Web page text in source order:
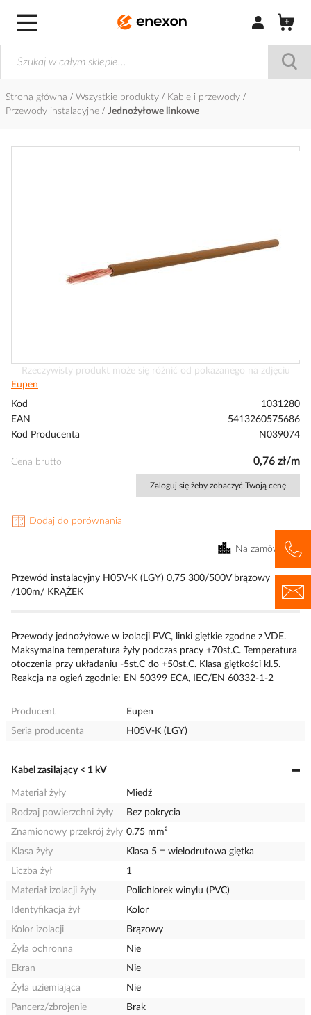
Zaloguj się /
Strona główna Wszystkie produkty
Kable i przewody
Przewody instalacyjne
Jednożyłowe linkowe
Przejdź
na
początek
Rzeczywisty produkt może się różnić od pokazanego na zdjęciu
Eupen
Kod
1031280
EAN
5413260575686
Kod Producenta
N039074
Cena brutto 0,76 zł/m
Zaloguj się żeby zobaczyć Twoją cenę
Dodaj do porównania
Na zamówienie
Przewód instalacyjny H05V-K (LGY) 0,75 300/500V brązowy
/100m/ KRĄŻEK
Przewody jednożyłowe w izolacji PVC, linki giętkie zgodne z VDE.
Maksymalna temperatura żyły podczas pracy +70st.C. Temperatura
otoczenia przy układaniu -5st.C do +50st.C. Klasa giętkości kl.5.
Reakcja na ogień zgodnie: EN 50399 ECA, IEC/EN 60332-1-2
Producent
Eupen
Seria producenta
H05V-K (LGY)
Kabel zasilający < 1 kV
Materiał żyły
Miedź
Rodzaj powierzchni żyły
Bez pokrycia
Znamionowy przekrój żyły 0.75 mm²
Klasa żyły
Klasa 5 = wielodrutowa giętka
Liczba żył
1
Materiał izolacji żyły
Polichlorek winylu (PVC)
Identyfikacja żył
Kolor
Kolor izolacji
Brązowy
Żyła ochronna
Nie
Ekran
Nie
Żyła uziemiająca
Nie
Pancerz/zbrojenie
Brak